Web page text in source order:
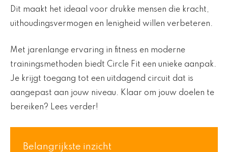
Dit maakt het ideaal voor drukke mensen die kracht,
uithoudingsvermogen en lenigheid willen verbeteren.
Met jarenlange ervaring in fitness en moderne
trainingsmethoden biedt Circle Fit een unieke aanpak.
Je krijgt toegang tot een uitdagend circuit dat is
aangepast aan jouw niveau. Klaar om jouw doelen te
bereiken? Lees verder!
Belangrijkste inzicht